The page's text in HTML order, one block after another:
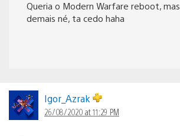
Queria o Modern Warfare reboot,
demais né, ta cedo haha
Igor_Azrak
26/08/2020 at 11:29 PM